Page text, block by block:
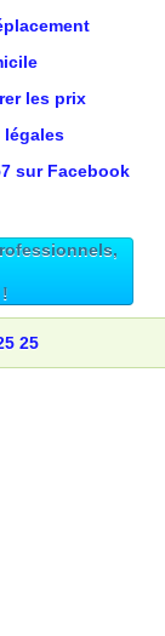
les prix
sur Facebook
25